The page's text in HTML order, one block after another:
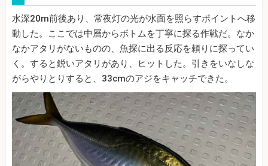
水深20m前後あり、常夜灯の光が水面を照らすポイントへ移
動した。ここでは中層からボトムを丁寧に探る作戦だ。なか
なかアタリがないものの、魚探に出る反応を頼りに探ってい
く。すると鋭いアタリがあり、ヒットした。引きをいなしな
がらやりとりすると、33cmのアジをキャッチできた。